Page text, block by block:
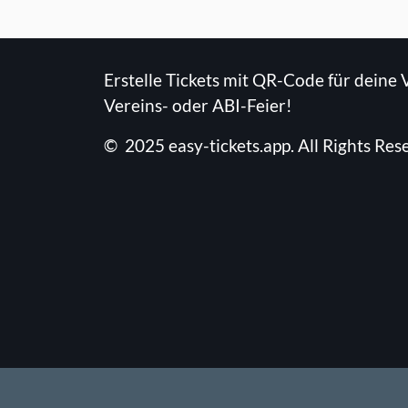
Erstelle Tickets mit QR-Code für deine
Vereins- oder ABI-Feier!
© 2025 easy-tickets.app. All Rights